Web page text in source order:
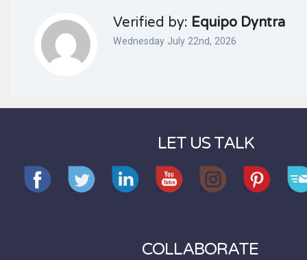
Verified by: Equipo Dyntra
Wednesday July 22nd, 2026
LET US TALK
COLLABORATE